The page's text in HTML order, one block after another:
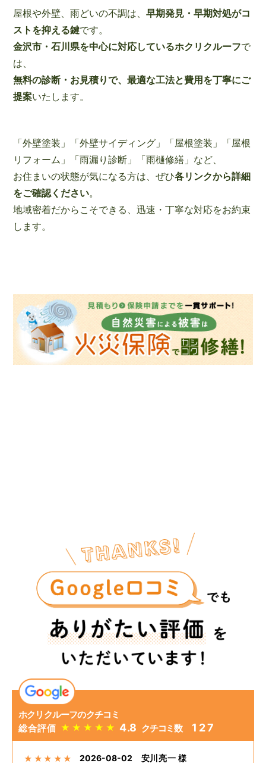
屋根や外壁、雨どいの不調は、 早期発見・早期対処がコ
ストを抑える鍵です。
金沢市・石川県を中心に対応しているホクリクルーフで
は、
無料の診断・お見積りで、最適な工法と費用を丁寧にご
提案いたします。
「外壁塗装」「外壁サイディング」「屋根塗装」「屋根
リフォーム」「雨漏り診断」「雨樋修繕」など、
お住まいの状態が気になる方は、ぜひ各リンクから詳細
をご確認ください。
地域密着だからこそできる、迅速・丁寧な対応をお約束
します。
ホクリクルーフのクチコミ
総合評価 ★ ★ ★ ★ ★ 4.8 クチコミ数 127
★ ★ ★ ★ ★ 2026-08-02 安川亮一 様